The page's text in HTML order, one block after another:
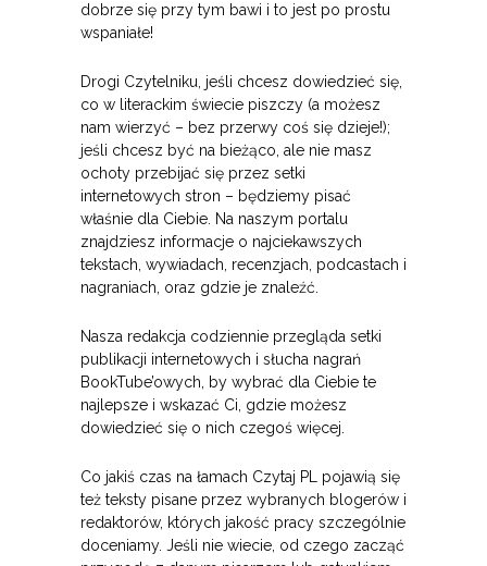
dobrze się przy tym bawi i to jest po prostu
wspaniałe!
Drogi Czytelniku, jeśli chcesz dowiedzieć się,
co w literackim świecie piszczy (a możesz
nam wierzyć – bez przerwy coś się dzieje!);
jeśli chcesz być na bieżąco, ale nie masz
ochoty przebijać się przez setki
internetowych stron – będziemy pisać
właśnie dla Ciebie. Na naszym portalu
znajdziesz informacje o najciekawszych
tekstach, wywiadach, recenzjach, podcastach i
nagraniach, oraz gdzie je znaleźć.
Nasza redakcja codziennie przegląda setki
publikacji internetowych i słucha nagrań
BookTube’owych, by wybrać dla Ciebie te
najlepsze i wskazać Ci, gdzie możesz
dowiedzieć się o nich czegoś więcej.
Co jakiś czas na łamach Czytaj PL pojawią się
też teksty pisane przez wybranych blogerów i
redaktorów, których jakość pracy szczególnie
doceniamy. Jeśli nie wiecie, od czego zacząć